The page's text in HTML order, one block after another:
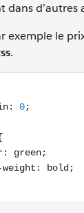
d’autres
exemple le
.